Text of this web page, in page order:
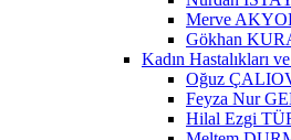
Merve
Gökhan
Kadın Hastalıkları
Oğuz
Feyza Nur
Hilal Ezgi